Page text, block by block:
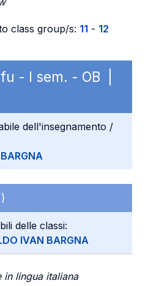
class group/s: 11 - 12
- I sem. - OB |
dell'insegnamento /
delle classi:
IVAN BARGNA
in lingua italiana